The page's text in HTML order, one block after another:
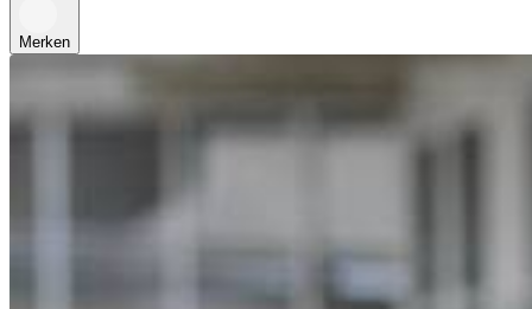
Merken